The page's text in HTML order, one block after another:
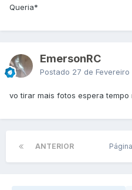
Queria*
EmersonRC
Postado 27 de Fevereiro
vo tirar mais fotos espera
ANTERIOR